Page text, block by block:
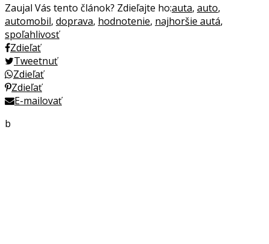
Zaujal Vás tento článok? Zdieľajte ho:auta, auto,
automobil, doprava, hodnotenie, najhoršie autá,
spoľahlivosť
Zdieľať
Tweetnuť
Zdieľať
Zdieľať
E-mailovať
b